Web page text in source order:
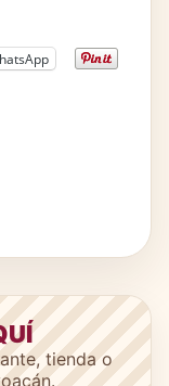
tienda o